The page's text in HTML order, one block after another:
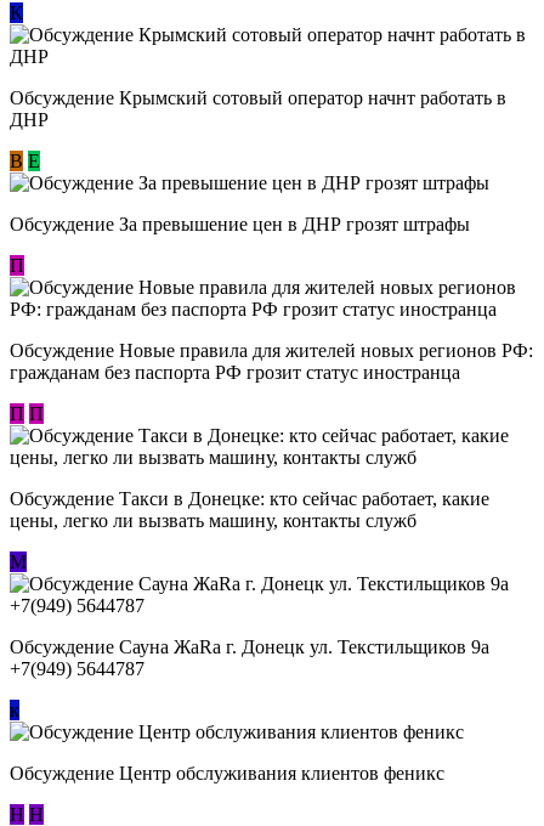
К
Обсуждение Крымский сотовый оператор начнт работать в
ДНР
В E
Обсуждение За превышение цен в ДНР грозят штрафы
П
Обсуждение Новые правила для жителей новых регионов РФ:
гражданам без паспорта РФ грозит статус иностранца
П П
Обсуждение ​Такси в Донецке: кто сейчас работает, какие
цены, легко ли вызвать машину, контакты служб
М
Обсуждение Сауна ЖаRa г. Донецк ул. Текстильщиков 9а
+7(949) 5644787
к
Обсуждение Центр обслуживания клиентов феникс
Н Н